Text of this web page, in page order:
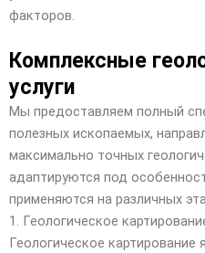
факторов.
Комплексные
услуги
Мы предоставляем полный
полезных ископаемых,
максимально точных
адаптируются под
применяются на различных
1. Геологическое
Геологическое